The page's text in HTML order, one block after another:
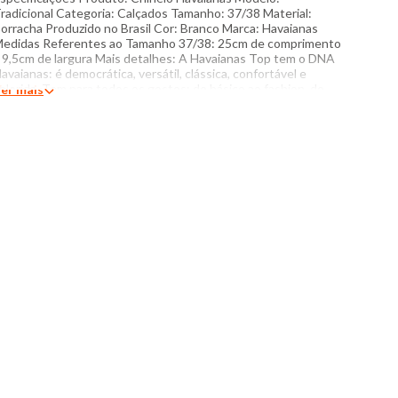
Categoria: Calçados Tamanho: 37/38 Material:
Produzido no Brasil Cor: Branco Marca: Havaianas
Referentes ao Tamanho 37/38: 25cm de comprimento
de largura Mais detalhes: A Havaianas Top tem o DNA
é democrática, versátil, clássica, confortável e
Tem para todos os gostos: do básico ao fashion, do
mais